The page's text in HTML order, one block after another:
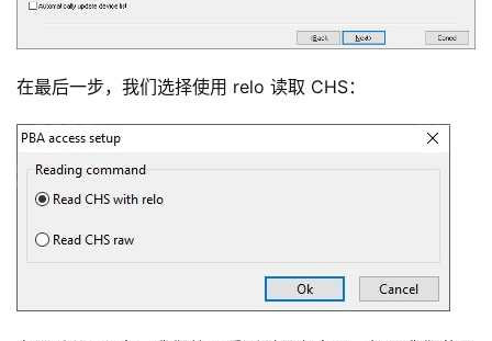
在最后一步，我们选择使用 relo 读取 CHS：